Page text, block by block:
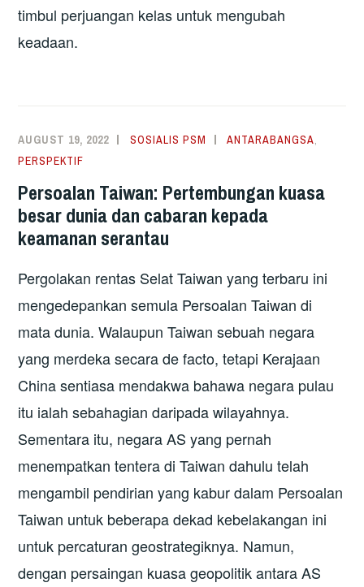
timbul perjuangan kelas untuk mengubah
keadaan.
AUGUST 19, 2022 SOSIALIS PSM ANTARABANGSA,
PERSPEKTIF
Persoalan Taiwan: Pertembungan kuasa
besar dunia dan cabaran kepada
keamanan serantau
Pergolakan rentas Selat Taiwan yang terbaru ini
mengedepankan semula Persoalan Taiwan di
mata dunia. Walaupun Taiwan sebuah negara
yang merdeka secara de facto, tetapi Kerajaan
China sentiasa mendakwa bahawa negara pulau
itu ialah sebahagian daripada wilayahnya.
Sementara itu, negara AS yang pernah
menempatkan tentera di Taiwan dahulu telah
mengambil pendirian yang kabur dalam Persoalan
Taiwan untuk beberapa dekad kebelakangan ini
untuk percaturan geostrategiknya. Namun,
dengan persaingan kuasa geopolitik antara AS